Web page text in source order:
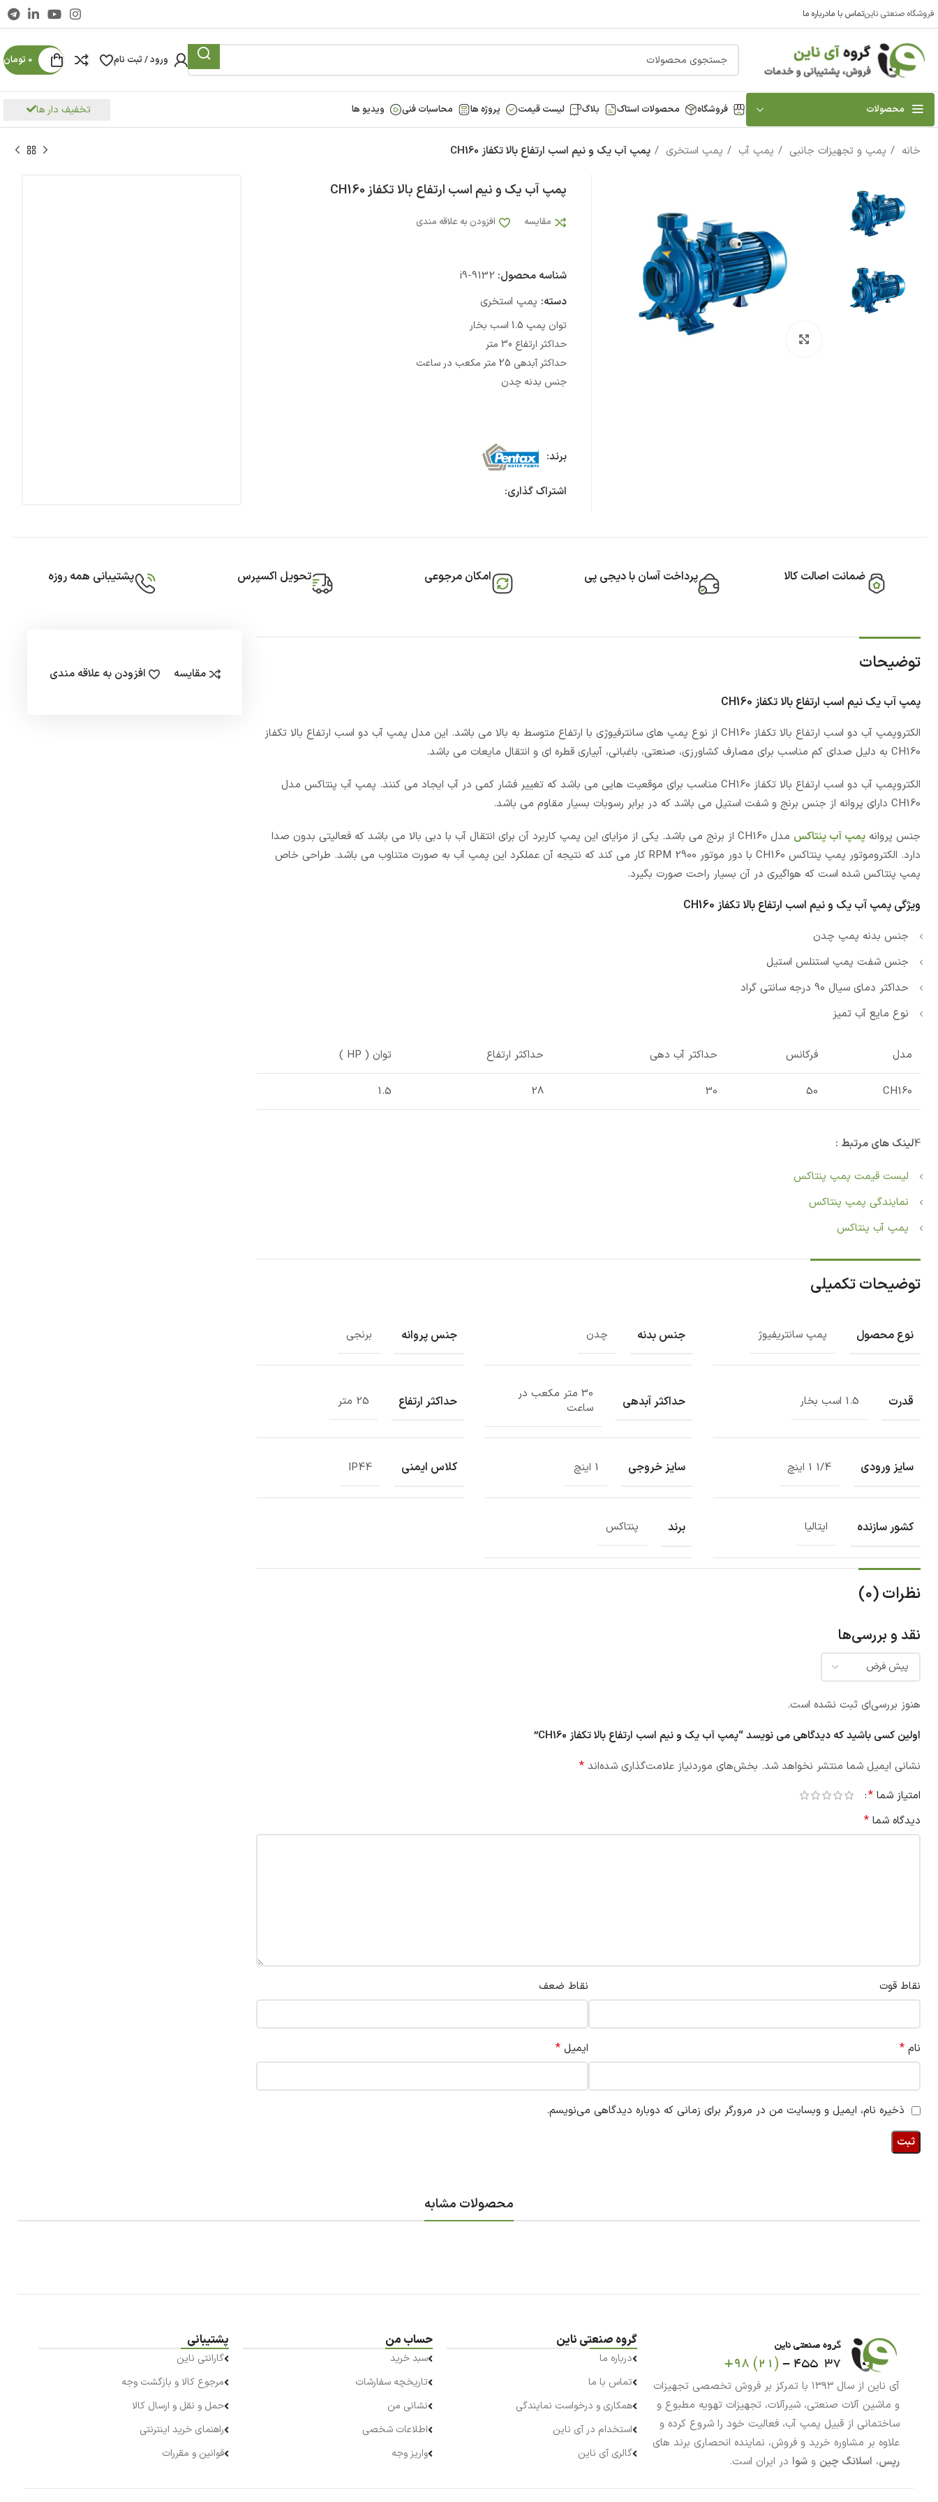
فروشگاه صنعتی ناینتماس با مادرباره ما
ورود / ثبت نام 0 تومان
محصولات فروشگاه محصولات استاک بلاگ لیست قیمت پروژه ها محاسبات فنی ویدیو ها تخفیف دار ها
خانه پمپ و تجهیزات جانبی پمپ آب پمپ استخری پمپ آب یک و نیم اسب ارتفاع بالا تکفاز CH160
پمپ آب یک و نیم اسب ارتفاع بالا تکفاز CH160
مقایسه افزودن به علاقه مندی
شناسه محصول: i9-9132
دسته: پمپ استخری
توان پمپ 1.5 اسب بخار
حداکثر ارتفاع 30 متر
حداکثر آبدهی 25 متر مکعب در ساعت
جنس بدنه چدن
برند:
اشتراک گذاری:
ضمانت اصالت کالا پرداخت آسان با دیجی پی امکان مرجوعی تحویل اکسپرس پشتیبانی همه روزه
توضیحات
پمپ آب یک نیم اسب ارتفاع بالا تکفاز CH160
الکتروپمپ آب دو اسب ارتفاع بالا تکفاز CH160 از نوع پمپ های سانترفیوژی با ارتفاع متوسط به بالا می باشد. این مدل پمپ آب دو اسب ارتفاع بالا تکفاز
CH160 به دلیل صدای کم مناسب برای مصارف کشاورزی، صنعتی، باغبانی، آبیاری قطره ای و انتقال مایعات می باشد.
الکتروپمپ آب دو اسب ارتفاع بالا تکفاز CH160 مناسب برای موقعیت هایی می باشد که تغییر فشار کمی در آب ایجاد می کنند. پمپ آب پنتاکس مدل
CH160 دارای پروانه از جنس برنج و شفت استیل می باشد که در برابر رسوبات بسیار مقاوم می باشد.
جنس پروانه پمپ آب پنتاکس
مدل CH160 از برنج می باشد. یکی از مزایای این پمپ کاربرد آن برای انتقال آب با دبی بالا می باشد که فعالیتی بدون صدا
دارد. الکتروموتور پمپ پنتاکس CH160 با دور موتور 2900 RPM کار می کند که نتیجه آن عملکرد این پمپ آب به صورت متناوب می باشد. طراحی خاص
پمپ پنتاکس شده است که هواگیری در آن بسیار راحت صورت بگیرد.
ویژگی پمپ آب یک و نیم اسب ارتفاع بالا تکفاز CH160
جنس بدنه پمپ چدن
جنس شفت پمپ استنلس استیل
حداکثر دمای سیال 90 درجه سانتی گراد
نوع مایع آب تمیز
مدل فرکانس حداکثر آب دهی حداکثر ارتفاع توان ( HP )
CH160
50
30
28
1.5
4لینک های مرتبط :
لیست قیمت پمپ پنتاکس
نمایندگی پمپ پنتاکس
پمپ آب پنتاکس
توضیحات تکمیلی
نوع محصول پمپ سانتریفیوژ جنس بدنه چدن جنس پروانه برنجی
قدرت 1.5 اسب بخار حداکثر آبدهی
30 متر مکعب در
ساعت
حداکثر ارتفاع 25 متر
سایز ورودی 1/4 1 اینچ سایز خروجی 1 اینچ کلاس ایمنی IP44
کشور سازنده ایتالیا برند پنتاکس
نظرات (0)
نقد و بررسی‌ها
هنوز بررسی‌ای ثبت نشده است.
اولین کسی باشید که دیدگاهی می نویسد “پمپ آب یک و نیم اسب ارتفاع بالا تکفاز CH160”
نشانی ایمیل شما منتشر نخواهد شد. بخش‌های موردنیاز علامت‌گذاری شده‌اند *
امتیاز شما *
دیدگاه شما *
نقاط قوت نقاط ضعف
نام * ایمیل *
ذخیره نام، ایمیل و وبسایت من در مرورگر برای زمانی که دوباره دیدگاهی می‌نویسم.
مقایسه افزودن به علاقه مندی
محصولات مشابه
آی ناین از سال ۱۳۹۳ با تمرکز بر فروش تخصصی تجهیزات
و ماشین آلات صنعتی، شیرآلات، تجهیزات تهویه مطبوع و
ساختمانی از قبیل پمپ آب، فعالیت خود را شروع کرده و
علاوه بر مشاوره خرید و فروش، نماینده انحصاری برند های
رپس، اسلانگ چین و شوا در ایران است.
گروه صنعتی ناین
درباره ما
تماس با ما
همکاری و درخواست نمایندگی
استخدام در آی ناین
گالری آی ناین
حساب من
سبد خرید
تاریخچه سفارشات
نشانی من
اطلاعات شخصی
واریز وجه
پشتیبانی
گارانتی ناین
مرجوع کالا و بازگشت وجه
حمل و نقل و ارسال کالا
راهنمای خرید اینترنتی
قوانین و مقررات